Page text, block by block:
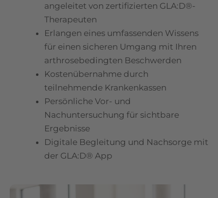
angeleitet von zertifizierten GLA:D®-
Therapeuten
Erlangen eines umfassenden Wissens
für einen sicheren Umgang mit Ihren
arthrosebedingten Beschwerden
Kostenübernahme durch
teilnehmende Krankenkassen
Persönliche Vor- und
Nachuntersuchung für sichtbare
Ergebnisse
Digitale Begleitung und Nachsorge mit
der GLA:D® App